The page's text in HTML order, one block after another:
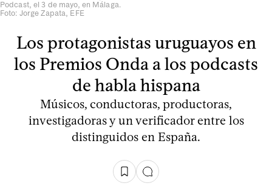
Podcast, el 3 de mayo, en Málaga.
Foto: Jorge Zapata, EFE
Los protagonistas uruguayos en
los Premios Onda a los podcasts
de habla hispana
Músicos, conductoras, productoras,
investigadoras y un verificador entre los
distinguidos en España.